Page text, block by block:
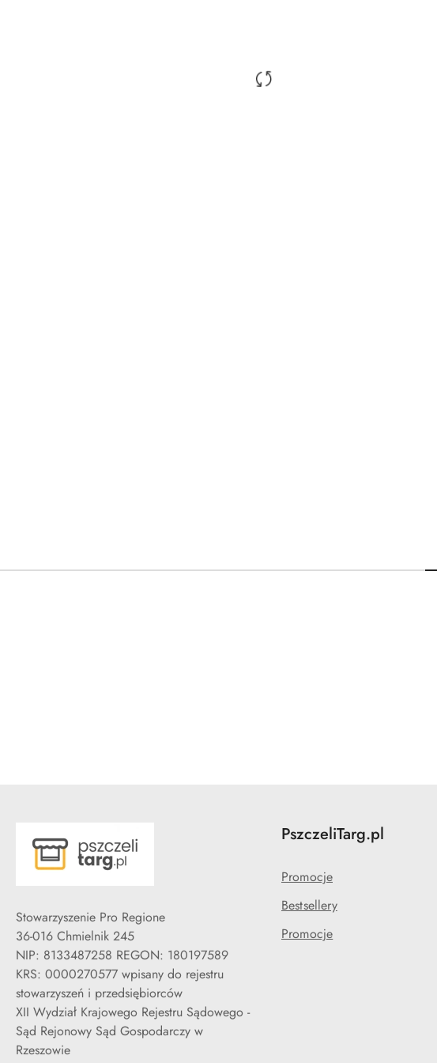
Stowarzyszenie Pro Regione
36-016 Chmielnik 245
NIP: 8133487258 REGON: 180197589
KRS: 0000270577 wpisany do rejestru
stowarzyszeń i przedsiębiorców
XII Wydział Krajowego Rejestru Sądowego -
Sąd Rejonowy Sąd Gospodarczy w
Rzeszowie
PszczeliTarg.pl
Promocje
Bestsellery
Promocje